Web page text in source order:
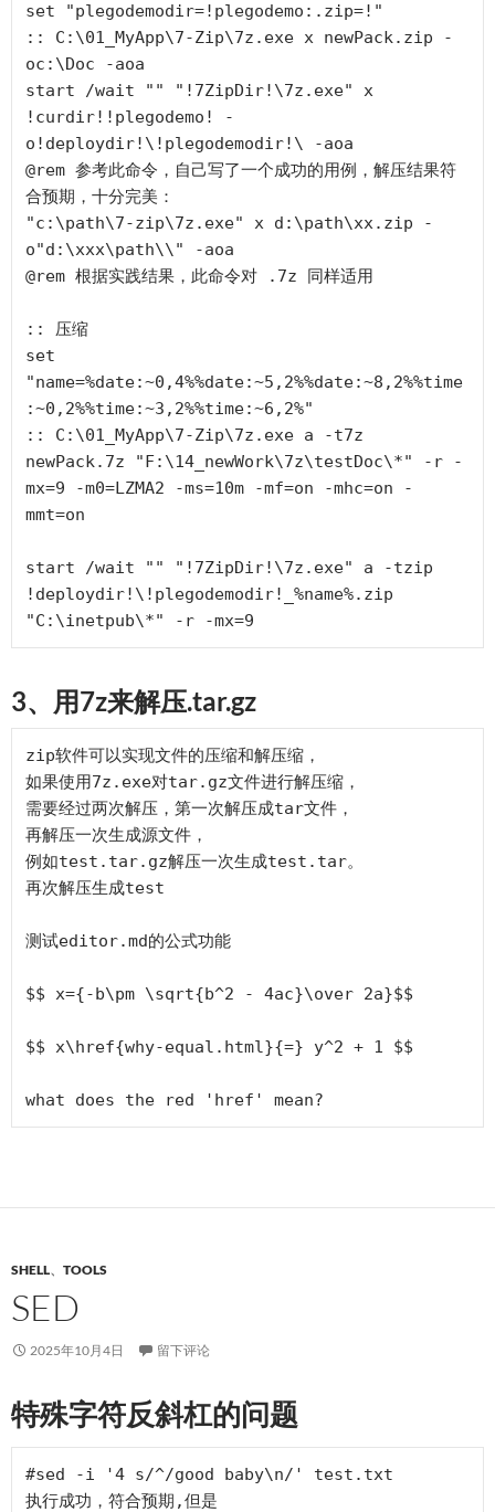
set "plegodemodir=!plegodemo:.zip=!"
:: C:\01_MyApp\7-Zip\7z.exe x newPack.zip -
oc:\Doc -aoa
start /wait "" "!7ZipDir!\7z.exe" x
!curdir!!plegodemo! -
o!deploydir!\!plegodemodir!\ -aoa
@rem 参考此命令，自己写了一个成功的用例，解压结果符
合预期，十分完美：
"c:\path\7-zip\7z.exe" x d:\path\xx.zip -
o"d:\xxx\path\\" -aoa
@rem 根据实践结果，此命令对 .7z 同样适用
:: 压缩
set
"name=%date:~0,4%%date:~5,2%%date:~8,2%%time
:~0,2%%time:~3,2%%time:~6,2%"
:: C:\01_MyApp\7-Zip\7z.exe a -t7z
newPack.7z "F:\14_newWork\7z\testDoc\*" -r -
mx=9 -m0=LZMA2 -ms=10m -mf=on -mhc=on -
mmt=on
start /wait "" "!7ZipDir!\7z.exe" a -tzip
!deploydir!\!plegodemodir!_%name%.zip
3、用7z来解压.tar.gz
zip软件可以实现文件的压缩和解压缩，
如果使用7z.exe对tar.gz文件进行解压缩，
需要经过两次解压，第一次解压成tar文件，
再解压一次生成源文件，
例如test.tar.gz解压一次生成test.tar。
再次解压生成test
测试editor.md的公式功能
$$ x={-b\pm \sqrt{b^2 - 4ac}\over 2a}$$
$$ x\href{why-equal.html}{=} y^2 + 1 $$
SHELL、 TOOLS
SED
2025年10月4日 留下评论
特殊字符反斜杠的问题
#sed -i '4 s/^/good baby\n/' test.txt
执行成功，符合预期,但是